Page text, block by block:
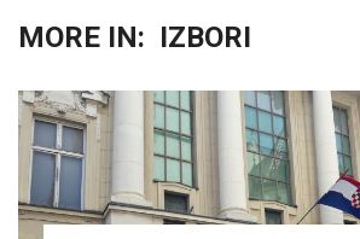
MORE IN: IZBORI